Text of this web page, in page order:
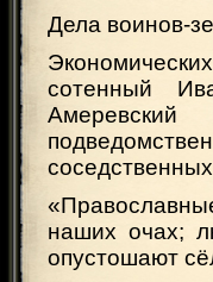
Дела воинов-
сотенный
наших очах;
опустошают